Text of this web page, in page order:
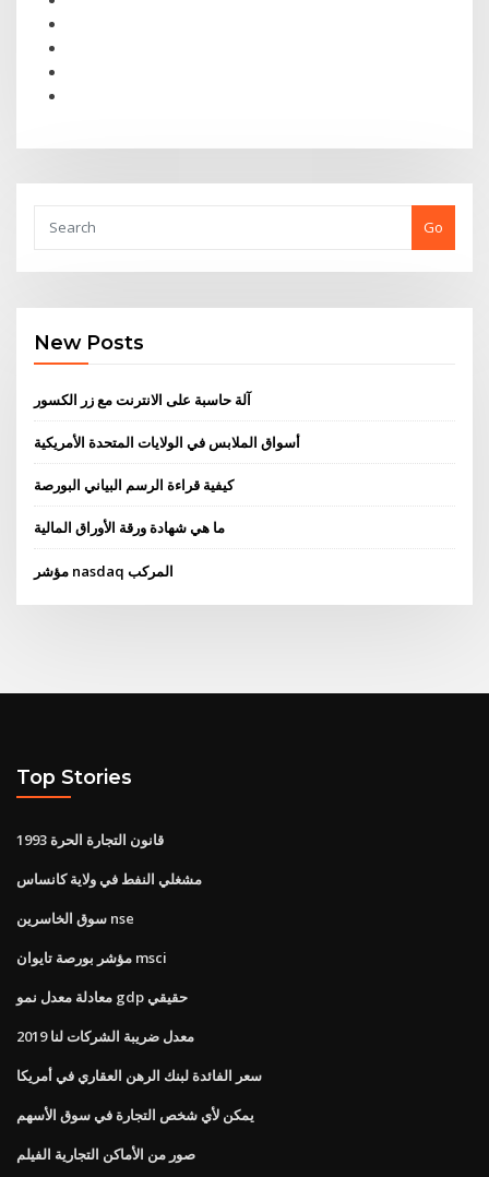
Go
New Posts
آلة حاسبة على الانترنت مع زر الكسور
أسواق الملابس في الولايات المتحدة الأمريكية
كيفية قراءة الرسم البياني البورصة
ما هي شهادة ورقة الأوراق المالية
مؤشر nasdaq المركب
Top Stories
قانون التجارة الحرة 1993
مشغلي النفط في ولاية كانساس
سوق الخاسرين nse
مؤشر بورصة تايوان msci
معادلة معدل نمو gdp حقيقي
معدل ضريبة الشركات لنا 2019
سعر الفائدة لبنك الرهن العقاري في أمريكا
يمكن لأي شخص التجارة في سوق الأسهم
صور من الأماكن التجارية الفيلم